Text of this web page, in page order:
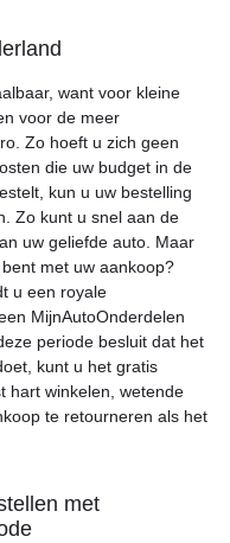
want voor kleine
voor de meer
Zo hoeft u zich geen
die uw budget in de
kun u uw bestelling
Zo kunt u snel aan de
uw geliefde auto. Maar
met uw aankoop?
u een royale
MijnAutoOnderdelen
periode besluit dat het
kunt u het gratis
hart winkelen, wetende
te retourneren als het
met